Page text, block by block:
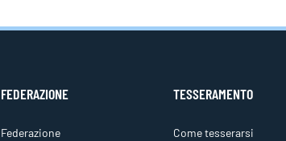
FEDERAZIONE
Federazione
TESSERAMENTO
Come tesserarsi